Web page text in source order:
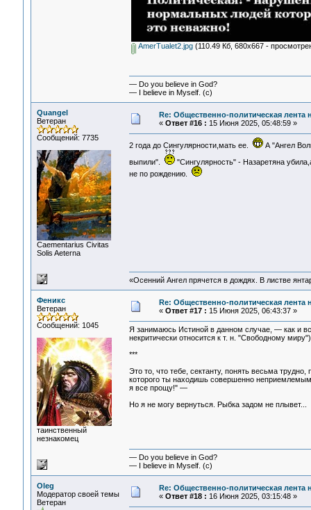
AmerTualet2.jpg(110.49 Кб, 680x667 -
— Do you believe in God?
— I believe in Myself. (c)
Quangel
Ветеран
Сообщений: 7735
Сaementarius Civitas
Solis Aeterna
Re: Общественно-политическая лента
« Ответ #16 : 15 Июня 2025, 05:48:59 »
2 года до Сингулярности,мать ее.
А "Ангел
выпили".
"Сингулярность" - Назаретяна
не по рождению.
«Осенний Ангел прячется в дождях. В листве
Феникс
Ветеран
Сообщений: 1045
таинственный
незнакомец
Re: Общественно-политическая лента
« Ответ #17 : 15 Июня 2025, 06:43:37 »
Я занимаюсь Истиной в данном случае, — как и
некритически относится к т. н. "Свободному
***
Это то, что тебе, сектанту, понять весьма
которого ты находишь совершенно
я все прощу!" —
Но я не могу вернуться. Рыбка задом не плывет...
— Do you believe in God?
— I believe in Myself. (c)
Oleg
Модератор своей темы
Ветеран
Re: Общественно-политическая лента
« Ответ #18 : 16 Июня 2025, 03:15:48 »